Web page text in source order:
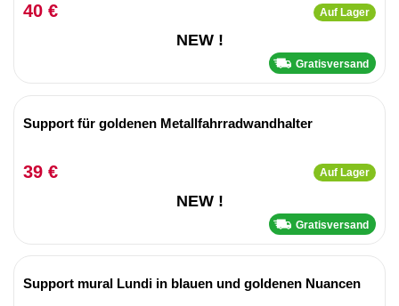
40 € Auf Lager
NEW !
Gratisversand
Support für goldenen Metallfahrradwandhalter
39 € Auf Lager
NEW !
Gratisversand
Support mural Lundi in blauen und goldenen Nuancen